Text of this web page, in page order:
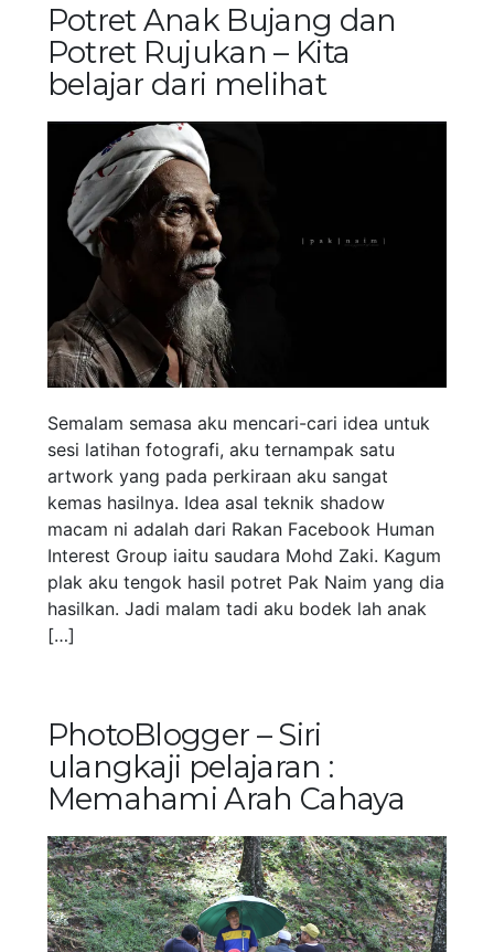
Potret Anak Bujang dan
Potret Rujukan – Kita
belajar dari melihat
Semalam semasa aku mencari-cari idea untuk
sesi latihan fotografi, aku ternampak satu
artwork yang pada perkiraan aku sangat
kemas hasilnya. Idea asal teknik shadow
macam ni adalah dari Rakan Facebook Human
Interest Group iaitu saudara Mohd Zaki. Kagum
plak aku tengok hasil potret Pak Naim yang dia
hasilkan. Jadi malam tadi aku bodek lah anak
[…]
PhotoBlogger – Siri
ulangkaji pelajaran :
Memahami Arah Cahaya